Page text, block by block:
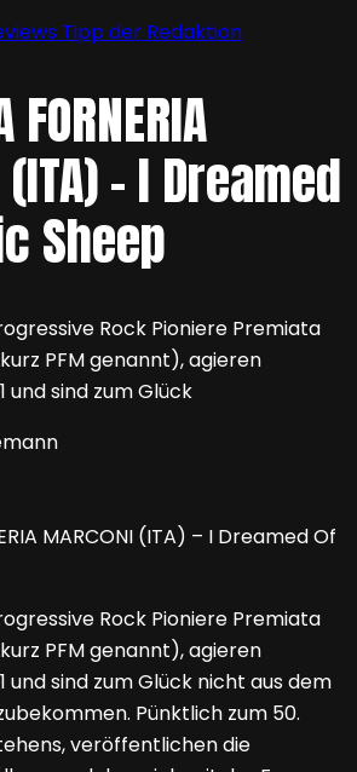
Tipp der Redaktion
FORNERIA
(ITA) – I Dreamed
Sheep
Rock Pioniere Premiata
PFM genannt), agieren
und sind zum Glück
Rock Pioniere Premiata
PFM genannt), agieren
und sind zum Glück nicht aus dem
Pünktlich zum 50.
veröffentlichen die